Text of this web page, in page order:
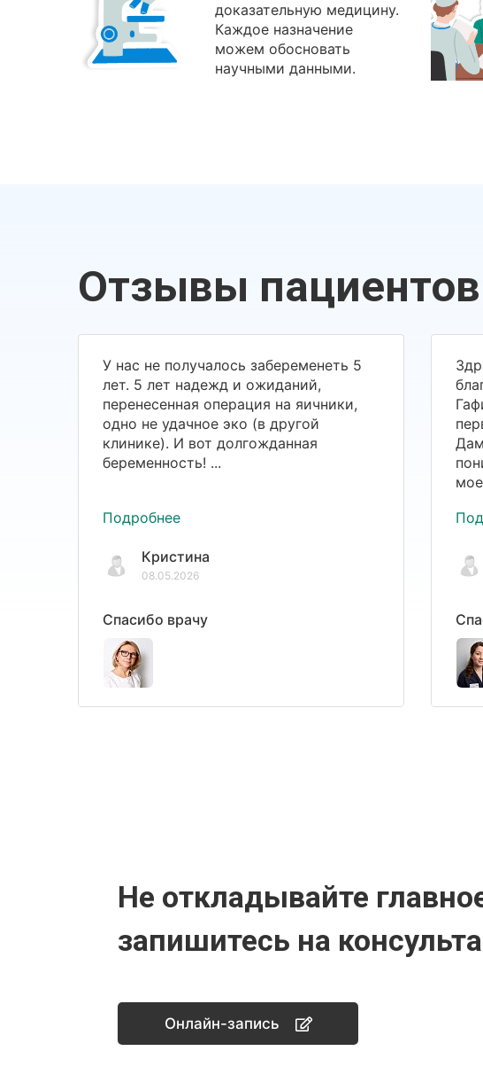
доказательную медицину.
Каждое назначение
можем обосновать
научными данными.
Отзывы пациентов
У нас не получалось забеременеть 5
лет. 5 лет надежд и ожиданий,
перенесенная операция на яичники,
одно не удачное эко (в другой
клинике). И вот долгожданная
беременность! ...
Подробнее
Кристина
08.05.2026
Спасибо врачу
Не откладывайте
запишитесь на
Онлайн-запись